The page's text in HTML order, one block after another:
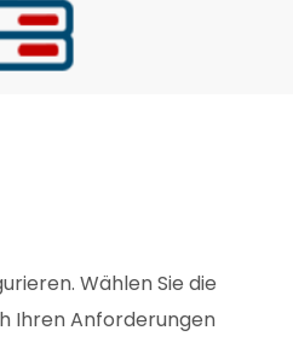
Wählen Sie die
Ihren Anforderungen